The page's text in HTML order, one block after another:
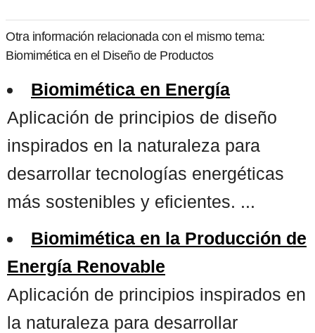
Otra información relacionada con el mismo tema:
Biomimética en el Diseño de Productos
Biomimética en Energía
Aplicación de principios de diseño
inspirados en la naturaleza para
desarrollar tecnologías energéticas
más sostenibles y eficientes. ...
Biomimética en la Producción de
Energía Renovable
Aplicación de principios inspirados en
la naturaleza para desarrollar